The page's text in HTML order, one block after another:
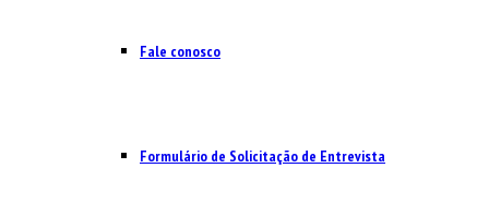
Fale conosco
Formulário de Solicitação de Entrevista